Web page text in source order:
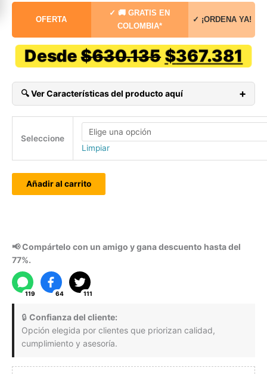
OFERTA
✓ 🚚 GRATIS EN
COLOMBIA*
✓ ¡ORDENA YA!
Desde$630.135El
precio
original
era:
$630.135.
$367.381
🔍 Ver Características del producto aquí +
Envío Gratis a toda Colombia continental.
Diseño Gratis (limitado) Aplican TyC.
Tiempo de Producción: 4 días promedio. Aplican TyC.
6×10
Seleccione
Limpiar
Cartones
6x10
cms.
Para
Aretes
cantidad
Añadir al carrito
📢 Compártelo con un amigo y gana descuento hasta del
77%.
119 64 111
🔒 Confianza del cliente:
Opción elegida por clientes que priorizan calidad,
cumplimiento y asesoría.